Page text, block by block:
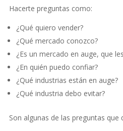
Hacerte preguntas como:
¿Qué quiero vender?
¿Qué mercado conozco?
¿Es un mercado en auge, que
¿En quién puedo confiar?
¿Qué industrias están en auge?
¿Qué industria debo evitar?
Son algunas de las preguntas